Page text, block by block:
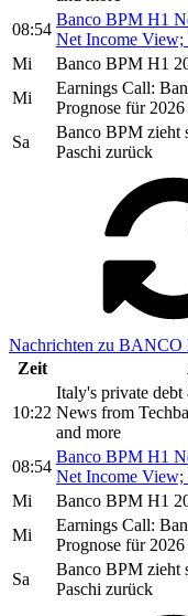
08:54
Banco BPM H1
Net Income
Mi
Banco BPM H1
Mi
Earnings Call:
Prognose für 2026
Sa
Banco BPM zieht
Paschi zurück
Nachrichten zu BANCO
Zeit
10:22
Italy's private
News from
and more
08:54
Banco BPM H1
Net Income
Mi
Banco BPM H1
Mi
Earnings Call:
Prognose für 2026
Sa
Banco BPM zieht
Paschi zurück